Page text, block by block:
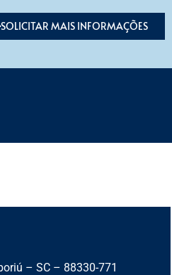
SOLICITAR MAIS INFORMAÇÕES
– SC – 88330-771